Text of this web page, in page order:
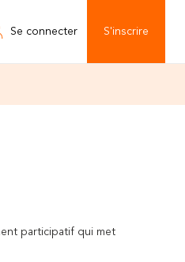
S'inscrire
Se connecter
participatif qui met